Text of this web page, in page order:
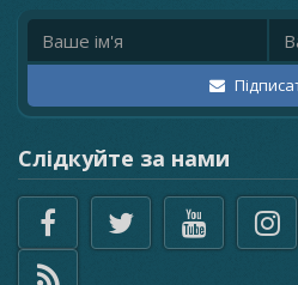
Ім'я
Слідкуйте за нами